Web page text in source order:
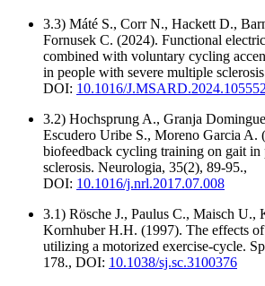
3.3) Máté S., Corr N., Hackett D.,
Fornusek C. (2024). Functional
combined with voluntary cycling
in people with severe multiple
DOI: 10.1016/J.MSARD.2024.105552
3.2) Hochsprung A., Granja
Escudero Uribe S., Moreno Garcia A.
biofeedback cycling training on gait
sclerosis. Neurologia, 35(2), 89-95.,
DOI: 10.1016/j.nrl.2017.07.008
3.1) Rösche J., Paulus C., Maisch U.,
Kornhuber H.H. (1997). The effects
utilizing a motorized exercise-cycle.
178., DOI: 10.1038/sj.sc.3100376